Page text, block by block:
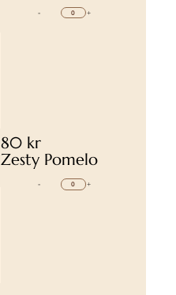
- +
80 kr
Zesty Pomelo
- +